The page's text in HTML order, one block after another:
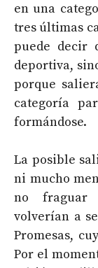
en una
tres últimas
puede decir
deportiva,
porque
categoría
formándose.
La posible
ni mucho
no fraguar
volverían a
Promesas,
Por el